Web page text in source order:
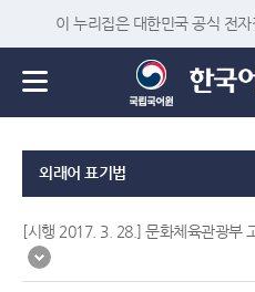
이 누리집은 대한민국 공식 전
외래어 표기법
[시행 2017. 3. 28.] 문화체육관광부